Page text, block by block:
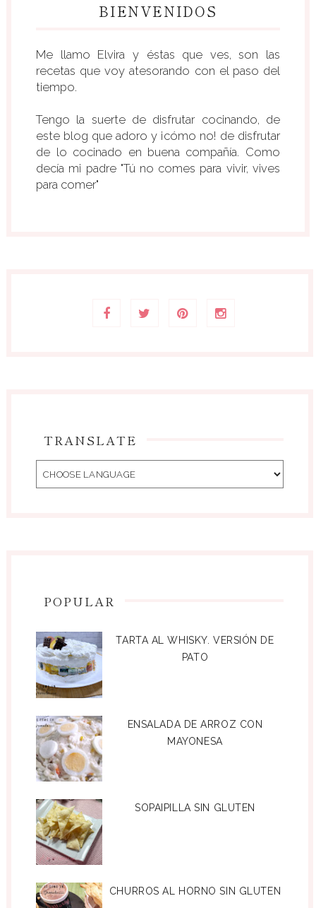
BIENVENIDOS
Me llamo Elvira y éstas que ves, son las
recetas que voy atesorando con el paso del
tiempo.
Tengo la suerte de disfrutar cocinando, de
este blog que adoro y ¡cómo no! de disfrutar
de lo cocinado en buena compañía. Como
decía mi padre "Tú no comes para vivir, vives
para comer"
TRANSLATE
POPULAR
TARTA AL WHISKY. VERSIÓN DE
PATO
ENSALADA DE ARROZ CON
MAYONESA
SOPAIPILLA SIN GLUTEN
CHURROS AL HORNO SIN GLUTEN